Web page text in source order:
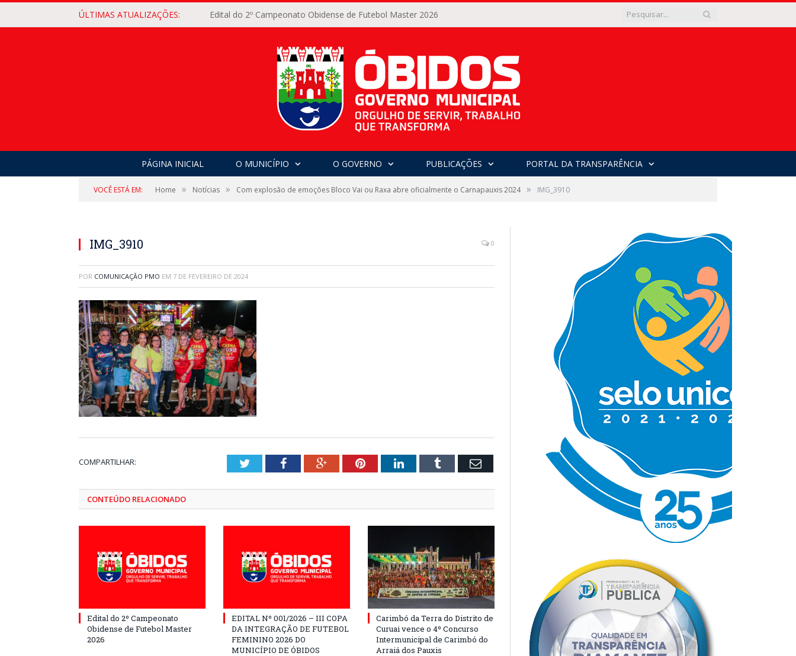
ÚLTIMAS ATUALIZAÇÕES: Edital do 2º Campeonato Obidense de Futebol Master 2026
PÁGINA INICIAL O MUNICÍPIO O GOVERNO PUBLICAÇÕES PORTAL DA TRANSPARÊNCIA
VOCÊ ESTÁ EM: Home » Notícias » Com explosão de emoções Bloco Vai ou Raxa abre oficialmente o Carnapauxis 2024 » IMG_3910
IMG_3910 0
POR COMUNICAÇÃO PMO EM 7 DE FEVEREIRO DE 2024
COMPARTILHAR: TwitterFacebookGoogle+PinterestLinkedInTumblr Email
CONTEÚDO RELACIONADO
Edital do 2º Campeonato
Obidense de Futebol Master
2026
EDITAL Nº 001/2026 – III COPA
DA INTEGRAÇÃO DE FUTEBOL
FEMININO 2026 DO
MUNICÍPIO DE ÓBIDOS
Carimbó da Terra do Distrito de
Curuai vence o 4º Concurso
Intermunicipal de Carimbó do
Arraiá dos Pauxis